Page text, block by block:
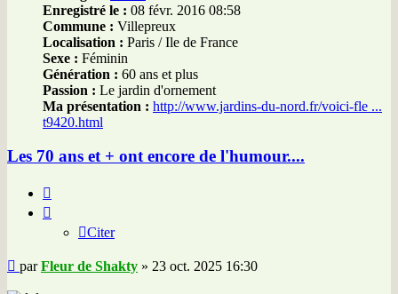
Enregistré le : 08 févr. 2016 08:58
Commune : Villepreux
Localisation : Paris / Ile de France
Sexe : Féminin
Génération : 60 ans et plus
Passion : Le jardin d'ornement
Ma présentation : http://www.jardins-du-nord.fr/voici-fle ...
t9420.html
Les 70 ans et + ont encore de l'humour....
Citer
Message
parFleur de Shakty » 23 oct. 2025 16:30